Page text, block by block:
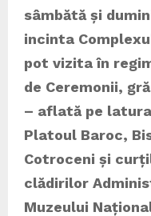
sâmbătă și
incinta
pot vizita în
de Ceremonii,
– aflată pe
Platoul Baroc,
Cotroceni și
clădirilor
Muzeului